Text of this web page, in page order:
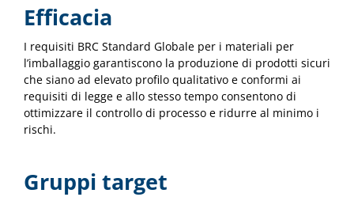
Efficacia
I requisiti BRC Standard Globale per i materiali per
l’imballaggio garantiscono la produzione di prodotti sicuri
che siano ad elevato profilo qualitativo e conformi ai
requisiti di legge e allo stesso tempo consentono di
ottimizzare il controllo di processo e ridurre al minimo i
rischi.
Gruppi target